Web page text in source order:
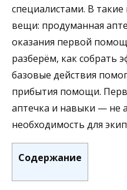
специалистами. В
вещи: продуманная
оказания первой
разберём, как собрать
базовые действия
прибытия помощи.
аптечка и навыки — не
необходимость для
Содержание